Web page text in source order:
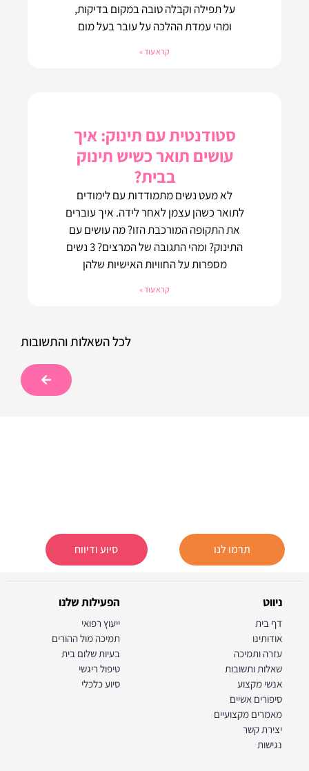
על תפילה וקבלה טובה במקום בדיקות,
ומהי עמדת ההלכה על עובר בעל מום
קרא עוד »
סטודנטית עם תינוק: איך
עושים תואר כשיש תינוק
בבית?
לא מעט נשים מתמודדות עם לימודים
לתואר כשהן עצמן לאחר לידה. איך עוברים
את התקופה המורכבת הזו? מה עושים עם
התינוק? ומהי התגובה של המרצים? 3 נשים
מספרות על החוויות האישיות שלהן
קרא עוד »
לכל השאלות והתשובות
תרמו לנו סיוע ודיווח
ניווט
דף בית
אודותינו
עזרה ותמיכה
שאלות ותשובות
אנשי מקצוע
סיפורים אשיים
מאמרים מקצועיים
יצירת קשר
נגישות
הפעילות שלנו
ייעוץ רפואי
תמיכה מול ההורים
בעיות שלום בית
טיפול ריגשי
סיוע כלכלי